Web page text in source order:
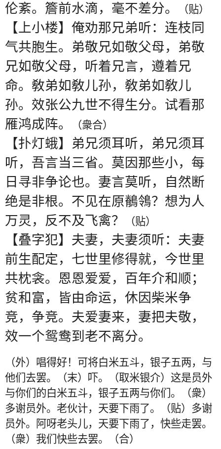
伦紊。簷前水滴，毫不差分。
（贴）
【上小楼】俺劝那兄弟听：连枝同
气共胞生。弟敬兄如敬父母，弟敬
兄如敬父母，听着兄言，遵着兄
命。敎弟如敎儿孙，敎弟如敎儿
孙。效张公九世不得生分。试看那
雁鸿成阵。
（衆合）
【扑灯蛾】弟兄须耳听，弟兄须耳
听，吾言当三省。莫因那些小，每
日寻非争论也。妻言莫听，自然断
绝是非根。不见在原鶺鴒？想为人
万灵，反不及飞禽？
（贴）
【叠字犯】夫妻，夫妻须听：夫妻
前生配定，七世里修得就，今世里
共枕衾。恩恩爱爱，百年介和顺；
贫和富，皆由命运，休因柴米争
竞，争竞。夫爱妻来，妻把夫敬，
效一个鸳鸯到老不离分。
（外）唱得好！可将白米五斗，银子五两，与
他们去罢。（末）吓。（取米银介）这是员外
与你们的白米五斗，银子五两与你们。（衆）
多谢员外。老伙计，天要下雨了。（贴）多谢
员外。阿呀老头儿，天要下雨了，快些走罢。
（衆）我们快些去罢。（合）